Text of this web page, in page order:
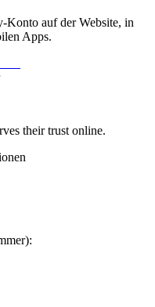
Konto auf der Website, in
Apps.
their trust online.
: